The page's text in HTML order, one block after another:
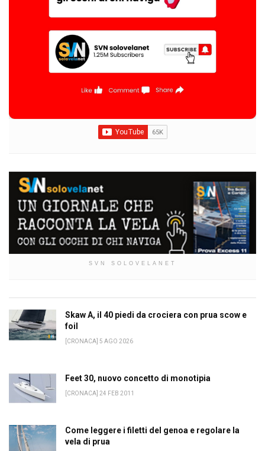
SVN SOLOVELANET
Skaw A, il 40 piedi da crociera con prua scow e
foil
[CRONACA] 5 AGO 2026
Feet 30, nuovo concetto di monotipia
[CRONACA] 24 FEB 2011
Come leggere i filetti del genoa e regolare la
vela di prua